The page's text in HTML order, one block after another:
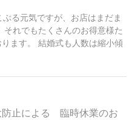
る元気ですが、お店はまだま
れでもたくさんのお得意様た
ます。 結婚式も人数は縮小傾
防止による 臨時休業のお